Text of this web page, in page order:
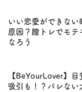
いい恋愛ができな
原因？膣トレでモテ
なろう
【BeYourLover】
吸引も！？バレな